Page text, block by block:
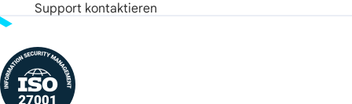
Support kontaktieren